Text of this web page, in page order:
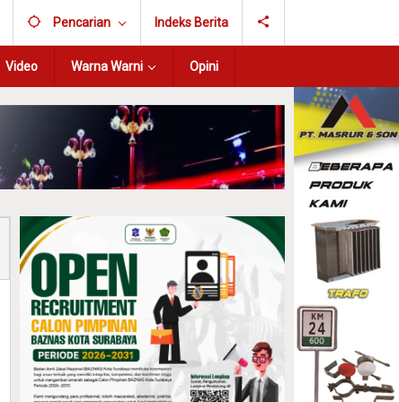
Pencarian Indeks Berita
Video Warna Warni Opini